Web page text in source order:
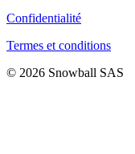
Confidentialité
Termes et conditions
© 2026 Snowball SAS